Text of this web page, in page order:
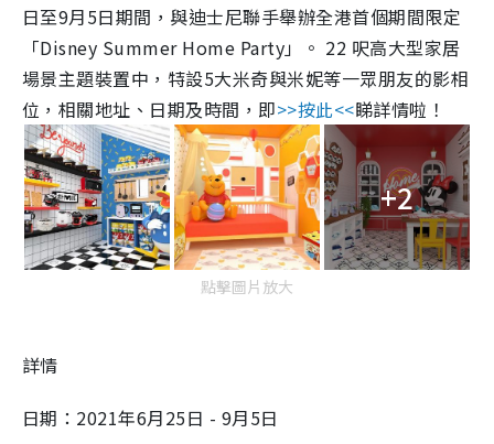
日至9月5日期間，與迪士尼聯手舉辦全港首個期間限定
「Disney Summer Home Party」。 22 呎高大型家居
場景主題裝置中，特設5大米奇與米妮等一眾朋友的影相
位，相關地址、日期及時間，即>>按此<<睇詳情啦！
+2
點擊圖片放大
詳情
日期：2021年6月25日 - 9月5日